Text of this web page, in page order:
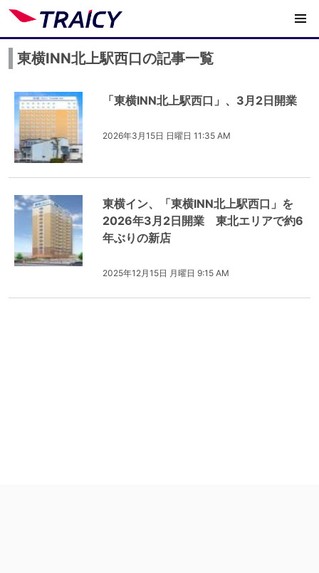
東横INN北上駅西口の記事一覧
「東横INN北上駅西口」、3月2日開業
2026年3月15日 日曜日 11:35 AM
東横イン、「東横INN北上駅西口」を
2026年3月2日開業 東北エリアで約6
年ぶりの新店
2025年12月15日 月曜日 9:15 AM